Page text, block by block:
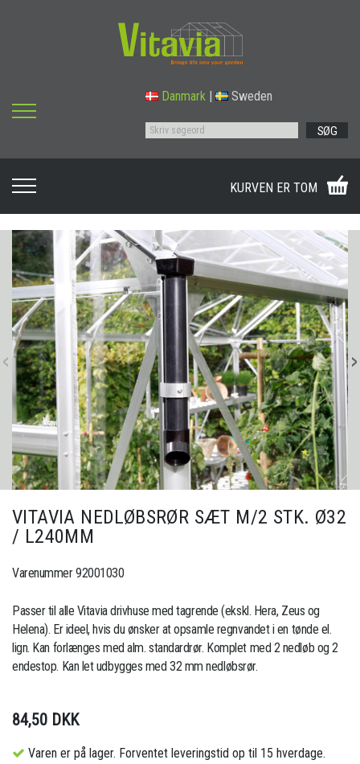
Danmark Sweden
SØG
KURVEN ER TOM
VITAVIA NEDLØBSRØR SÆT M/2 STK. Ø32
/ L240MM
Varenummer 92001030
Passer til alle Vitavia drivhuse med tagrende (ekskl. Hera, Zeus og
Helena). Er ideel, hvis du ønsker at opsamle regnvandet i en tønde el.
lign. Kan forlænges med alm. standardrør. Komplet med 2 nedløb og 2
endestop. Kan let udbygges med 32 mm nedløbsrør.
84,50 DKK
Varen er på lager. Forventet leveringstid op til 15 hverdage.